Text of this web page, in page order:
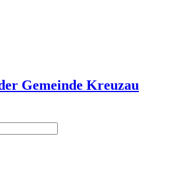
Gemeinde Kreuzau